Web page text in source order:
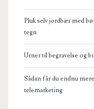
Pluk selv jordbær med
tegn
Urner til begravelse og
Sådan får du endnu
telemarketing